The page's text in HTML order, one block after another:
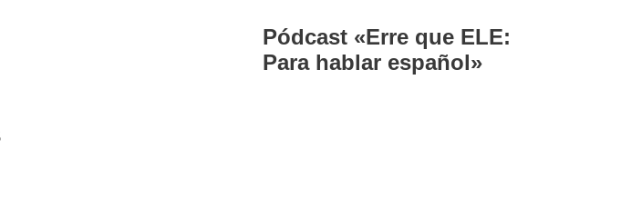
Pódcast «Erre que ELE:
Para hablar español»